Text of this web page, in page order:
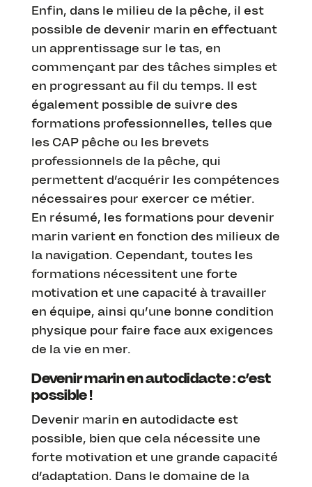
Enfin, dans le milieu de la pêche, il est
possible de devenir marin en effectuant
un apprentissage sur le tas, en
commençant par des tâches simples et
en progressant au fil du temps. Il est
également possible de suivre des
formations professionnelles, telles que
les CAP pêche ou les brevets
professionnels de la pêche, qui
permettent d’acquérir les compétences
nécessaires pour exercer ce métier.
En résumé, les formations pour devenir
marin varient en fonction des milieux de
la navigation. Cependant, toutes les
formations nécessitent une forte
motivation et une capacité à travailler
en équipe, ainsi qu’une bonne condition
physique pour faire face aux exigences
de la vie en mer.
Devenir marin en autodidacte : c’est
possible !
Devenir marin en autodidacte est
possible, bien que cela nécessite une
forte motivation et une grande capacité
d’adaptation. Dans le domaine de la